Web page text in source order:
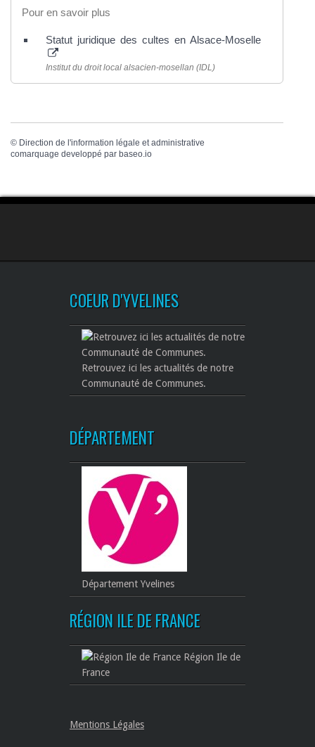
Pour en savoir plus
Statut juridique des cultes en Alsace-Moselle
Institut du droit local alsacien-mosellan (IDL)
© Direction de l'information légale et administrative
comarquage developpé par baseo.io
COEUR D'YVELINES
Retrouvez ici les actualités de notre
Communauté de Communes.
DÉPARTEMENT
Département Yvelines
RÉGION ILE DE FRANCE
Région Ile de
France
Mentions Légales